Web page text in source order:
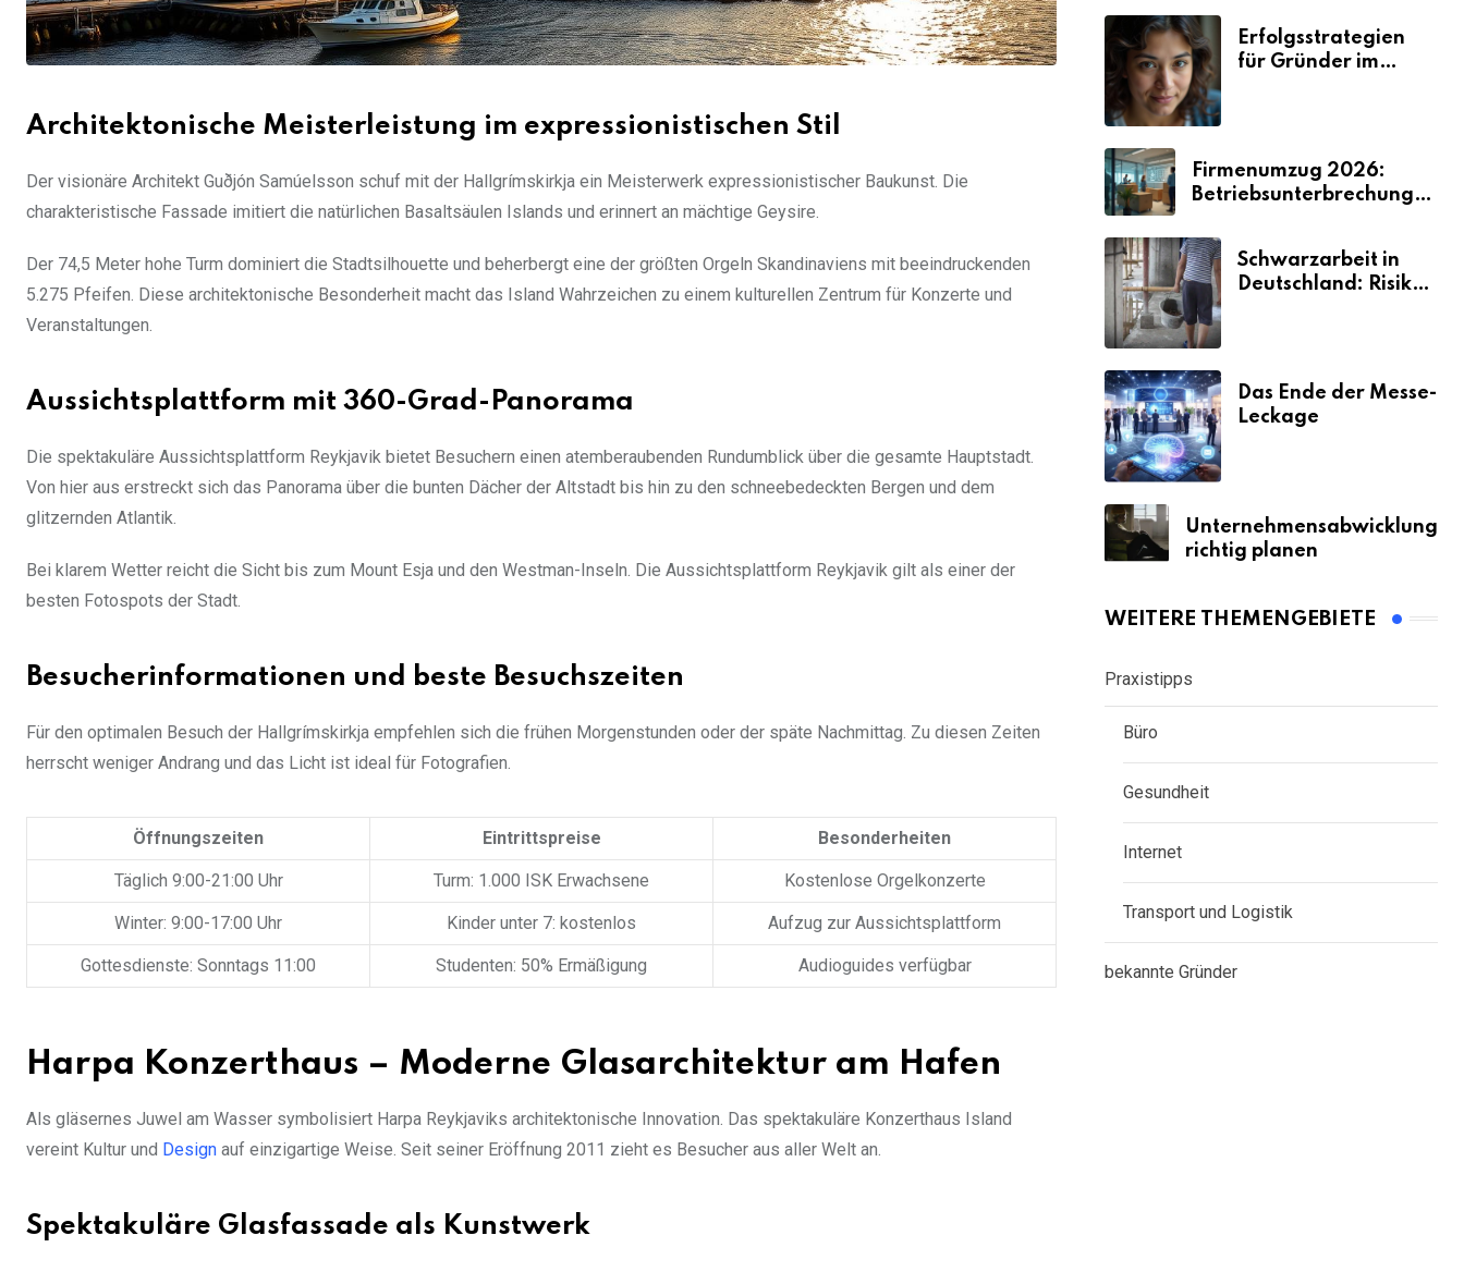
Architektonische Meisterleistung im expressionistischen Stil
Der visionäre Architekt Guðjón Samúelsson schuf mit der Hallgrímskirkja ein Meisterwerk expressionistischer Baukunst. Die
charakteristische Fassade imitiert die natürlichen Basaltsäulen Islands und erinnert an mächtige Geysire.
Der 74,5 Meter hohe Turm dominiert die Stadtsilhouette und beherbergt eine der größten Orgeln Skandinaviens mit beeindruckenden
5.275 Pfeifen. Diese architektonische Besonderheit macht das Island Wahrzeichen zu einem kulturellen Zentrum für Konzerte und
Veranstaltungen.
Aussichtsplattform mit 360-Grad-Panorama
Die spektakuläre Aussichtsplattform Reykjavik bietet Besuchern einen atemberaubenden Rundumblick über die gesamte Hauptstadt.
Von hier aus erstreckt sich das Panorama über die bunten Dächer der Altstadt bis hin zu den schneebedeckten Bergen und dem
glitzernden Atlantik.
Bei klarem Wetter reicht die Sicht bis zum Mount Esja und den Westman-Inseln. Die Aussichtsplattform Reykjavik gilt als einer der
besten Fotospots der Stadt.
Besucherinformationen und beste Besuchszeiten
Für den optimalen Besuch der Hallgrímskirkja empfehlen sich die frühen Morgenstunden oder der späte Nachmittag. Zu diesen Zeiten
herrscht weniger Andrang und das Licht ist ideal für Fotografien.
Öffnungszeiten Eintrittspreise Besonderheiten
Täglich 9:00-21:00 Uhr Turm: 1.000 ISK Erwachsene Kostenlose Orgelkonzerte
Winter: 9:00-17:00 Uhr Kinder unter 7: kostenlos Aufzug zur Aussichtsplattform
Gottesdienste: Sonntags 11:00 Studenten: 50% Ermäßigung Audioguides verfügbar
Harpa Konzerthaus – Moderne Glasarchitektur am Hafen
Als gläsernes Juwel am Wasser symbolisiert Harpa Reykjaviks architektonische Innovation. Das spektakuläre Konzerthaus Island
vereint Kultur und Design auf einzigartige Weise. Seit seiner Eröffnung 2011 zieht es Besucher aus aller Welt an.
Spektakuläre Glasfassade als Kunstwerk
Erfolgsstrategien
für Gründer im
Firmenumzug 2026:
Betriebsunterbrechungen
Schwarzarbeit in
Deutschland: Risiken
Das Ende der Messe-
Leckage
Unternehmensabwicklung
richtig planen
WEITERE THEMENGEBIETE
Praxistipps
Büro
Gesundheit
Internet
Transport und Logistik
bekannte Gründer